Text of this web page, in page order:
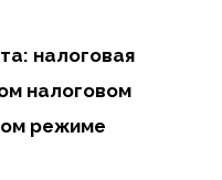
налоговая
налоговом
режиме